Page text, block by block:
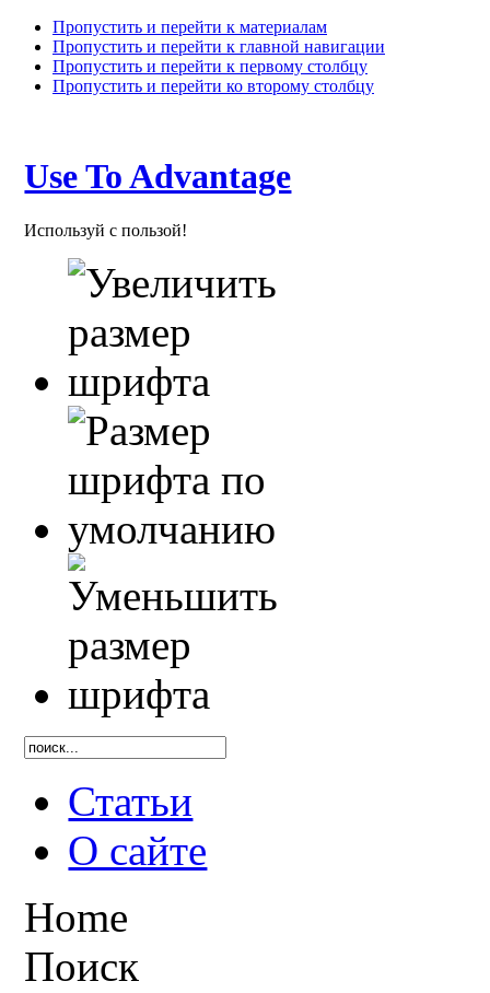
Пропустить и перейти к материалам
Пропустить и перейти к главной навигации
Пропустить и перейти к первому столбцу
Пропустить и перейти ко второму столбцу
Use To Advantage
Используй с пользой!
Статьи
О сайте
Home
Поиск